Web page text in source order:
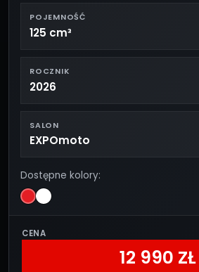
POJEMNOŚĆ
125 cm³
ROCZNIK
2026
SALON
EXPOmoto
Dostępne kolory:
CENA
12 990 ZŁ